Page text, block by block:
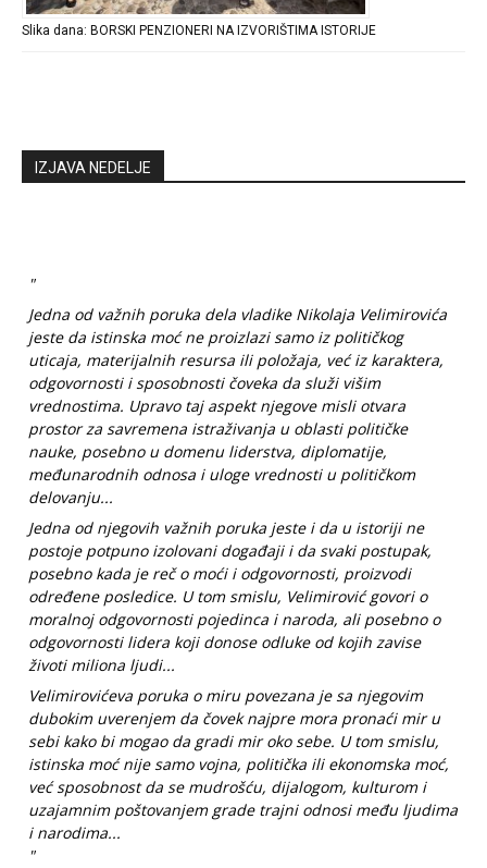
Slika dana: BORSKI PENZIONERI NA IZVORIŠTIMA ISTORIJE
IZJAVA NEDELJE
"
Jedna od važnih poruka dela vladike Nikolaja Velimirovića
jeste da istinska moć ne proizlazi samo iz političkog
uticaja, materijalnih resursa ili položaja, već iz karaktera,
odgovornosti i sposobnosti čoveka da služi višim
vrednostima. Upravo taj aspekt njegove misli otvara
prostor za savremena istraživanja u oblasti političke
nauke, posebno u domenu liderstva, diplomatije,
međunarodnih odnosa i uloge vrednosti u političkom
delovanju...
Jedna od njegovih važnih poruka jeste i da u istoriji ne
postoje potpuno izolovani događaji i da svaki postupak,
posebno kada je reč o moći i odgovornosti, proizvodi
određene posledice. U tom smislu, Velimirović govori o
moralnoj odgovornosti pojedinca i naroda, ali posebno o
odgovornosti lidera koji donose odluke od kojih zavise
životi miliona ljudi...
Velimirovićeva poruka o miru povezana je sa njegovim
dubokim uverenjem da čovek najpre mora pronaći mir u
sebi kako bi mogao da gradi mir oko sebe. U tom smislu,
istinska moć nije samo vojna, politička ili ekonomska moć,
već sposobnost da se mudrošću, dijalogom, kulturom i
uzajamnim poštovanjem grade trajni odnosi među ljudima
i narodima...
"